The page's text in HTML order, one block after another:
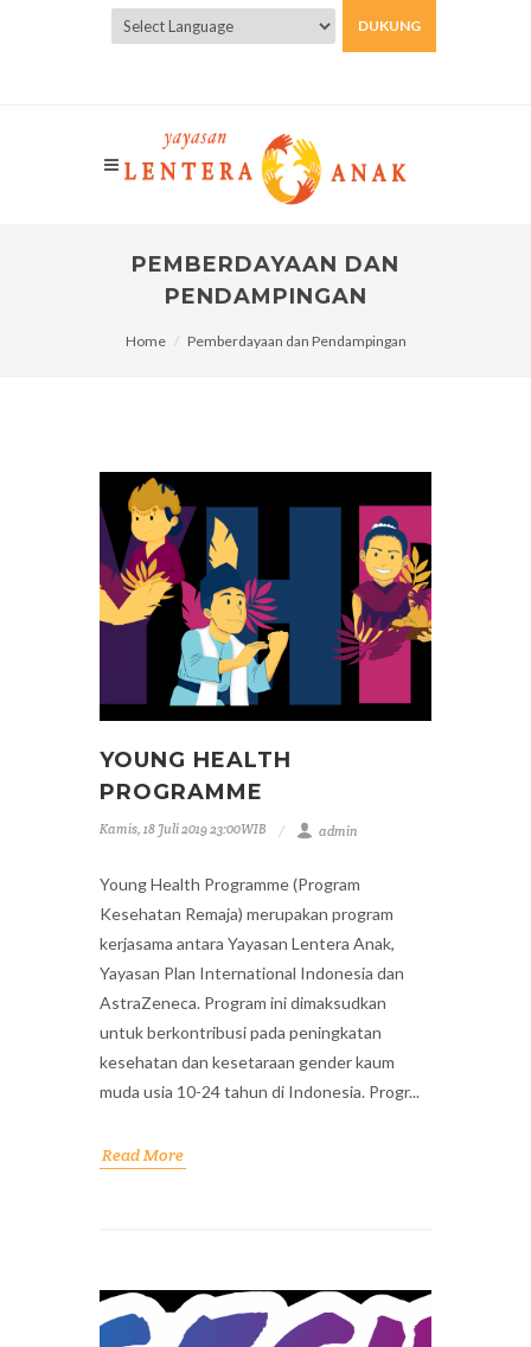
DUKUNG
PEMBERDAYAAN DAN
PENDAMPINGAN
Home Pemberdayaan dan Pendampingan
YOUNG HEALTH
PROGRAMME
Kamis, 18 Juli 2019 23:00WIB admin
Young Health Programme (Program
Kesehatan Remaja) merupakan program
kerjasama antara Yayasan Lentera Anak,
Yayasan Plan International Indonesia dan
AstraZeneca. Program ini dimaksudkan
untuk berkontribusi pada peningkatan
kesehatan dan kesetaraan gender kaum
muda usia 10-24 tahun di Indonesia. Progr...
Read More